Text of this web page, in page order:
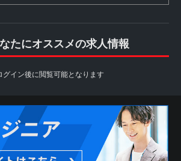
たにオススメの求人情報
グイン後に閲覧可能となります